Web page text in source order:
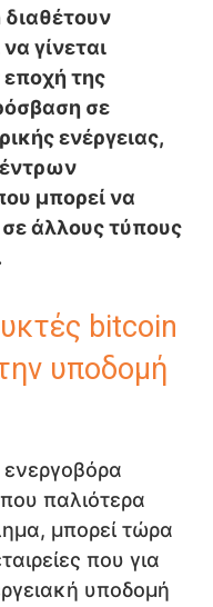
γίνεται
εποχή της
σε
ενέργειας,
μπορεί να
άλλους τύπους
bitcoin
υποδομή
ενεργοβόρα
παλιότερα
μπορεί τώρα
που για
υποδομή